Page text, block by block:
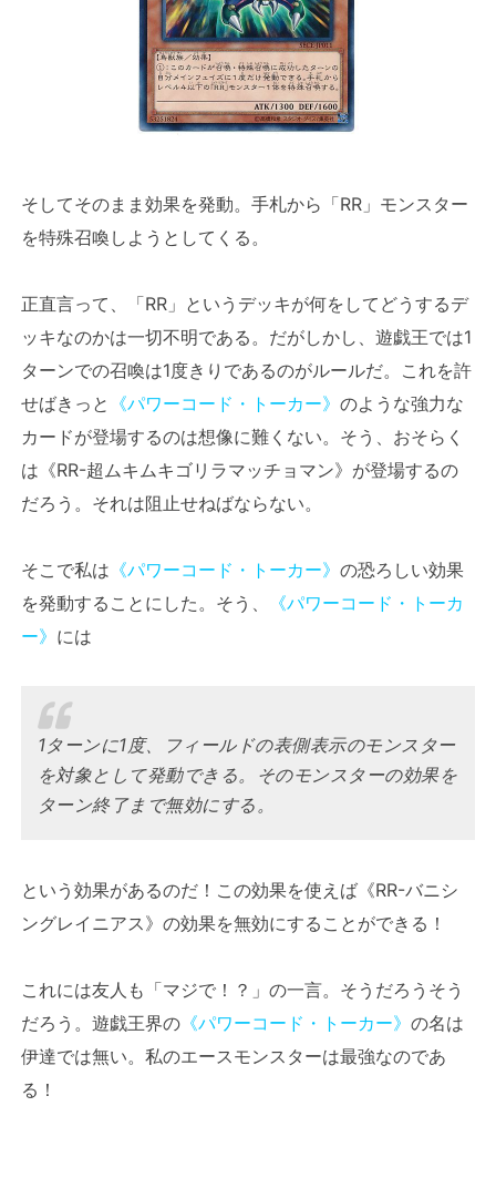
そしてそのまま効果を発動。手札から「RR」モンスター
を特殊召喚しようとしてくる。
正直言って、「RR」というデッキが何をしてどうするデ
ッキなのかは一切不明である。だがしかし、遊戯王では1
ターンでの召喚は1度きりであるのがルールだ。これを許
せばきっと 《パワーコード・トーカー》 のような強力な
カードが登場するのは想像に難くない。そう、おそらく
は《RR-超ムキムキゴリラマッチョマン》が登場するの
だろう。それは阻止せねばならない。
そこで私は 《パワーコード・トーカー》 の恐ろしい効果
を発動することにした。そう、
《パワーコード・トーカ
ー》 には
1ターンに1度、フィールドの表側表示のモンスター
を対象として発動できる。そのモンスターの効果を
ターン終了まで無効にする。
という効果があるのだ！この効果を使えば《RR-バニシ
ングレイニアス》の効果を無効にすることができる！
これには友人も「マジで！？」の一言。そうだろうそう
だろう。遊戯王界の 《パワーコード・トーカー》 の名は
伊達では無い。私のエースモンスターは最強なのであ
る！